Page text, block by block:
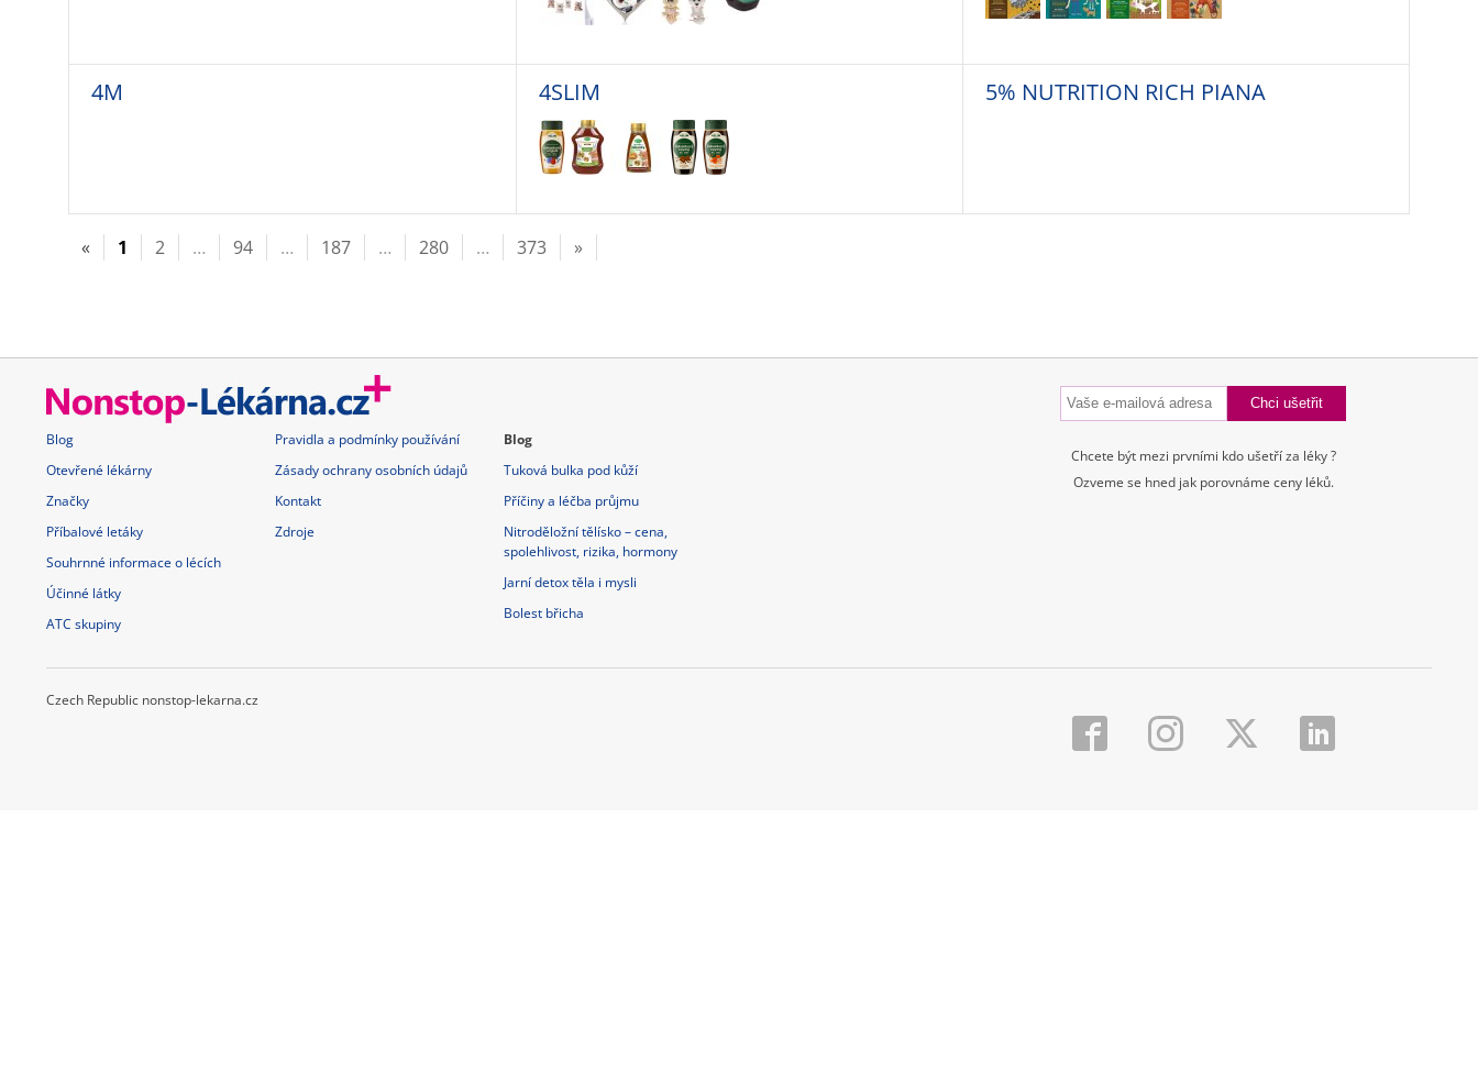
4M 4SLIM 5% NUTRITION RICH PIANA
« 1 2 … 94 … 187 … 280 … 373 »
Blog
Otevřené lékárny
Značky
Příbalové letáky
Souhrnné informace o lécích
Účinné látky
ATC skupiny
Pravidla a podmínky používání
Zásady ochrany osobních údajů
Kontakt
Zdroje
Blog
Tuková bulka pod kůží
Příčiny a léčba průjmu
Nitroděložní tělísko – cena,
spolehlivost, rizika, hormony
Jarní detox těla i mysli
Bolest břicha
Chcete být mezi prvními kdo ušetří za léky ?
Ozveme se hned jak porovnáme ceny léků.
Czech Republic nonstop-lekarna.cz